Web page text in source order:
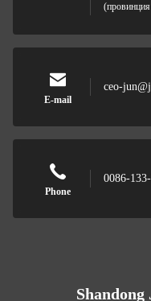
E-mail
ceo-
Phone
0086-
Shandong